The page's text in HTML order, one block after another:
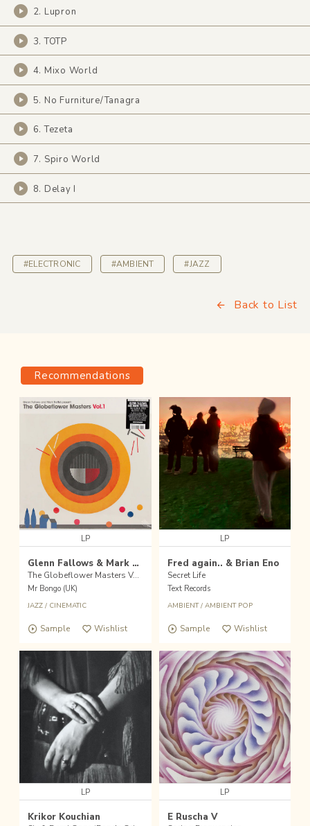
2. Lupron
3. TOTP
4. Mixo World
5. No Furniture/Tanagra
6. Tezeta
7. Spiro World
8. Delay I
#ELECTRONIC #AMBIENT #JAZZ
Back to List
Recommendations
LP
Glenn Fallows & Mark Treffel
The Globeflower Masters Vol.1
Mr Bongo (UK)
JAZZ/ CINEMATIC
Sample Wishlist
LP
Fred again.. & Brian Eno
Secret Life
Text Records
AMBIENT/ AMBIENT POP
Sample Wishlist
LP
Krikor Kouchian
LP
E Ruscha V